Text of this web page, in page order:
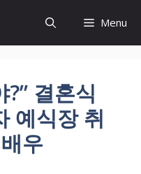
Menu
결혼식
예식장 취
우